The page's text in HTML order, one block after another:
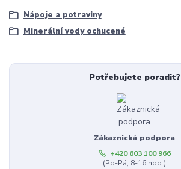
Nápoje a potraviny
Minerální vody ochucené
Potřebujete poradit?
Zákaznická podpora
+420 603 100 966
(Po-Pá, 8-16 hod.)